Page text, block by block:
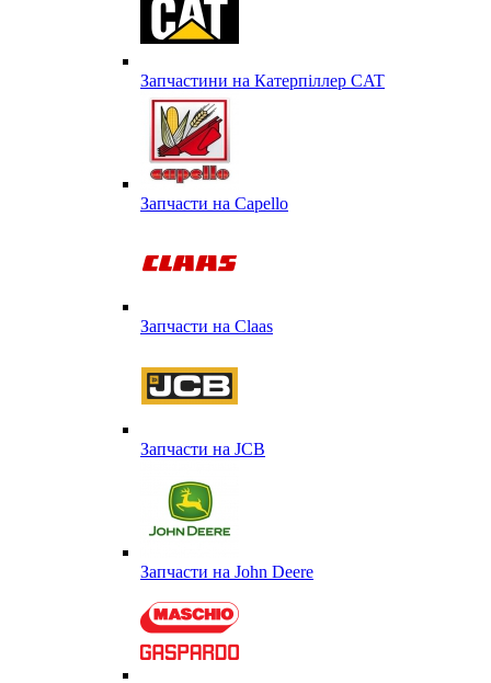
Запчастини на Катерпіллер CAT
Запчасти на Capello
Запчасти на Сlaas
Запчасти на JCB
Запчасти на John Deere